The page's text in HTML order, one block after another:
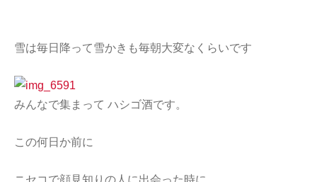
雪は毎日降って雪かきも毎朝大変なくらいです
みんなで集まって ハシゴ酒です。
この何日か前に
ニセコで顔見知りの人に出会った時に